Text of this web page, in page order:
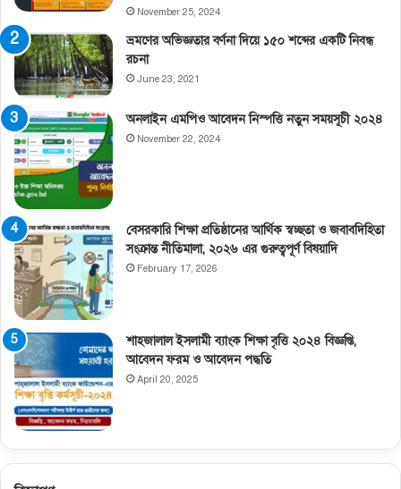
November 25, 2024
ভ্রমণের অভিজ্ঞতার বর্ণনা দিয়ে ১৫০ শব্দের একটি নিবন্ধ
রচনা
June 23, 2021
অনলাইন এমপিও আবেদন নিস্পত্তি নতুন সময়সূচী ২০২৪
November 22, 2024
বেসরকারি শিক্ষা প্রতিষ্ঠানের আর্থিক স্বচ্ছতা ও জবাবদিহিতা
সংক্রান্ত নীতিমালা, ২০২৬ এর গুরুত্বপূর্ণ বিষয়াদি
February 17, 2026
শাহজালাল ইসলামী ব্যাংক শিক্ষা বৃত্তি ২০২৪ বিজ্ঞপ্তি,
আবেদন ফরম ও আবেদন পদ্ধতি
April 20, 2025